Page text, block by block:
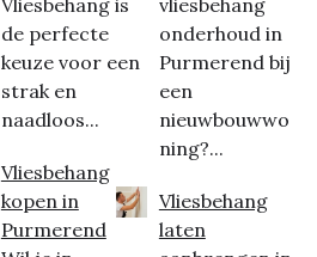
de perfecte
keuze voor een
strak en
naadloos...
Vliesbehang
kopen in
Purmerend
onderhoud in
Purmerend bij
een
nieuwbouwwo
ning?...
Vliesbehang
laten